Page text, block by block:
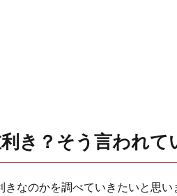
き？そう言われて
なのかを調べていきたいと思い